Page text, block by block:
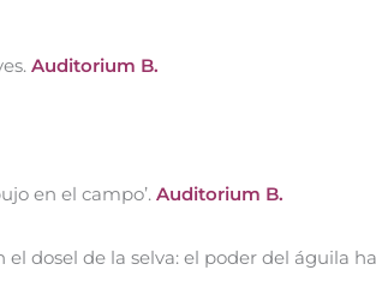
Auditorium B.
en el campo’. Auditorium B.
el dosel de la selva: el poder del águila